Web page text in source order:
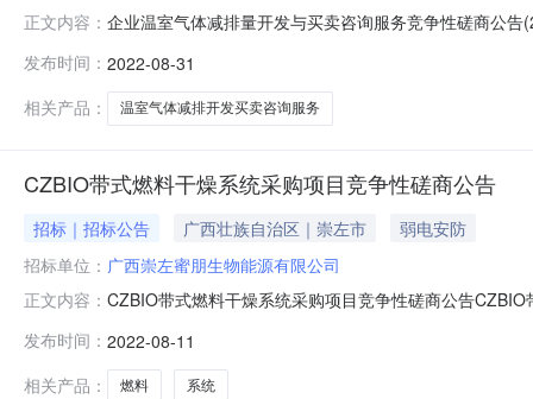
正文内容： 企业温室气体减排量开发与买卖咨询服务竞争性磋商公
方”），采购方拟对“企业温室气体减排量开发与买卖咨
性碳商文件适用于
发布时间： 2022-08-31
相关产品：
温室气体减排开发买卖咨询服务
CZBIO带式燃料干燥系统采购项目竞争性磋商公告
招标｜招标公告 广西壮族自治区｜崇左市
弱电安防
招标单位： 广西崇左蜜朋生物能源有限公司
正文内容： CZBIO带式燃料干燥系统采购项目竞争性磋商公告
商采购方式进行统一采购，特邀请有关单位参加竞争性
位数量供货清单备注1
发布时间： 2022-08-11
相关产品：
燃料 系统